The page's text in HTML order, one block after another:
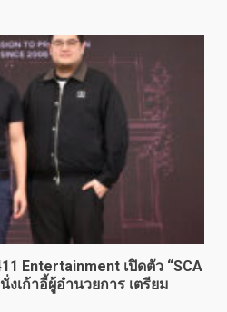
Entertainment เปิดตัว “SCA
งเก้าอี้ผู้อำนวยการ เตรียม